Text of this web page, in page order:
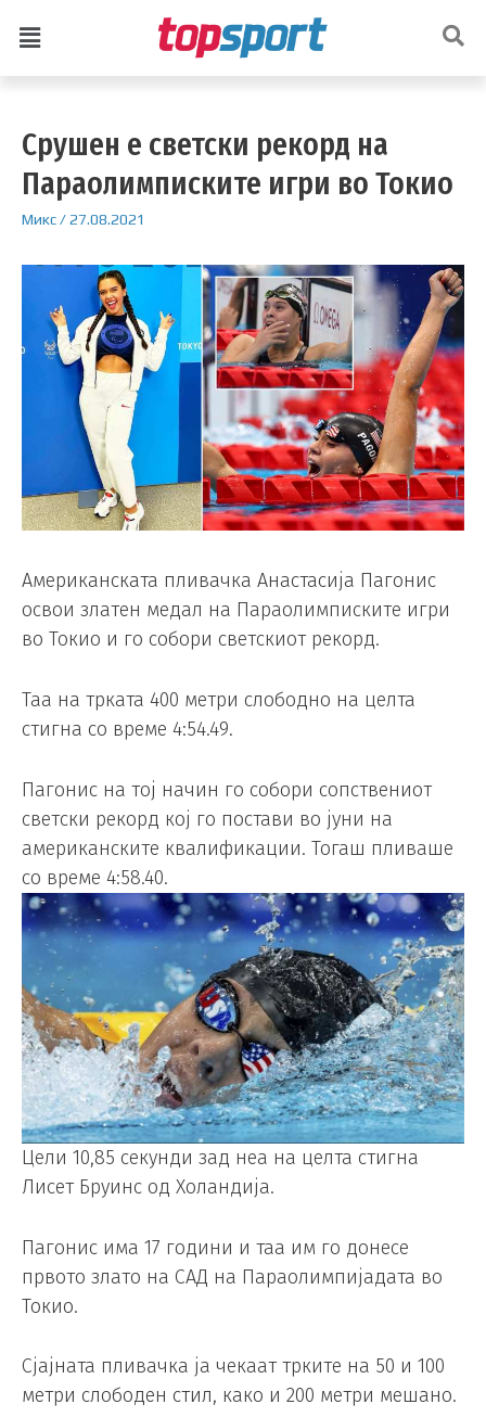
Срушен е светски рекорд на
Параолимписките игри во Токио
Микс/27.08.2021
Американската пливачка Анастасија Пагонис
освои златен медал на Параолимписките игри
во Токио и го собори светскиот рекорд.
Таа на трката 400 метри слободно на целта
стигна со време 4:54.49.
Пагонис на тој начин го собори сопствениот
светски рекорд кој го постави во јуни на
американските квалификации. Тогаш пливаше
со време 4:58.40.
Цели 10,85 секунди зад неа на целта стигна
Лисет Бруинс од Холандија.
Пагонис има 17 години и таа им го донесе
првото злато на САД на Параолимпијадата во
Токио.
Сјајната пливачка ја чекаат трките на 50 и 100
метри слободен стил, како и 200 метри мешано.